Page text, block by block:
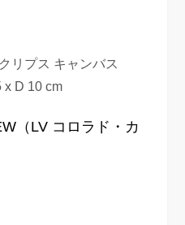
リプス キャンバス
x D 10 cm
（LV コロラド・カ